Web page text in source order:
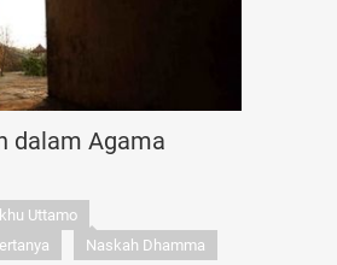
dalam Agama
Uttamo
Naskah Dhamma